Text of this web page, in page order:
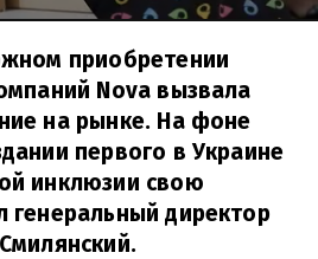
приобретении
Nova вызвала
на рынке. На фоне
первого в Украине
инклюзии свою
генеральный директор